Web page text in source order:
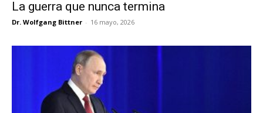
La guerra que nunca termina
Dr. Wolfgang Bittner - 16 mayo, 2026